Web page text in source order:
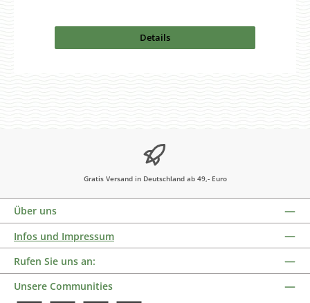
Details
Gratis Versand in Deutschland ab 49,- Euro
Über uns
Infos und Impressum
Rufen Sie uns an:
Unsere Communities